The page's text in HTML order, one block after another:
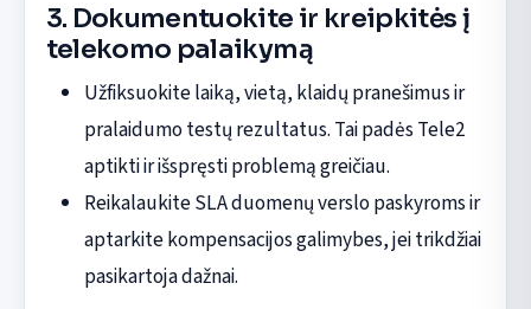
3. Dokumentuokite ir kreipkitės į
telekomo palaikymą
Užfiksuokite laiką, vietą, klaidų pranešimus ir
pralaidumo testų rezultatus. Tai padės Tele2
aptikti ir išspręsti problemą greičiau.
Reikalaukite SLA duomenų verslo paskyroms ir
aptarkite kompensacijos galimybes, jei trikdžiai
pasikartoja dažnai.